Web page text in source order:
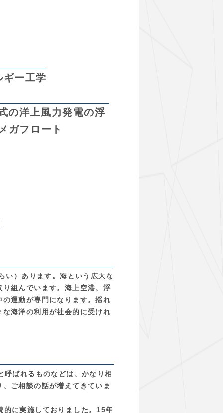
ー工学
の洋上風力発電の浮
ガフロート
い）あります。海という広大な
組んでいます。海上空港、浮
運動が専門になります。揺れ
海洋の利用が社会的に受けれ
呼ばれるものなどは、かなり相
ご相談の話が増えてきていま
に実施しておりました。15年